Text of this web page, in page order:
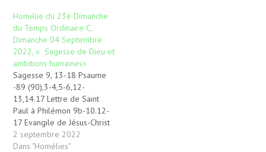
Homélie du 23è Dimanche
du Temps Ordinaire C,
Dimanche 04 Septembre
2022, « Sagesse de Dieu et
ambitions humaines»
Sagesse 9, 13-18 Psaume
-89 (90),3-4,5-6,12-
13,14.17 Lettre de Saint
Paul à Philémon 9b-10.12-
17 Evangile de Jésus-Christ
selon Saint Luc 14, 25-33
Avec Ben Sira, nous avons
2 septembre 2022
Dans "Homélies"